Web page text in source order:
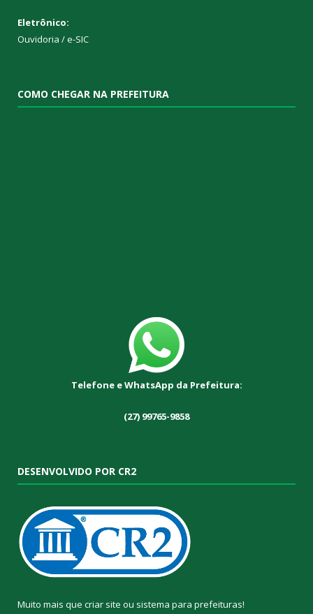
Eletrônico:
Ouvidoria /e-SIC
COMO CHEGAR NA PREFEITURA
Telefone e WhatsApp da Prefeitura:
(27) 99765-9858
DESENVOLVIDO POR CR2
Muito mais que criar site ou sistema para prefeituras!